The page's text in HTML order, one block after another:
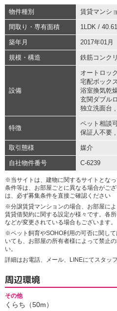
物件種別 賃貸マンシ
間取り・専有面積 1LDK /
築年月 2017年01月
規模・構造 鉄筋コンク
設備
オートロック
宅配ボック
浴室換気乾
玄関ダブル
独立洗面台 ,
特徴
ペット相談
保証人不要 ,
取引態様 媒介
自社物件番号 C-6239
※当サイトは、建物に関するサイトとなっ
条件等は、お部屋ごとに異なる場合がご
は、必ず募集条件を直接ご確認ください
※分譲賃貸マンションの場合、お部屋に
賃貸借契約に関する設定が様々です。各
などが変更されている場合もございます。
※ペット飼育やSOHO利用の可否に関し
いても、お部屋の所有者様によって禁止
い。
詳細はお電話、メール、LINEにてスタッ
周辺環境
その他
くらち（50m）